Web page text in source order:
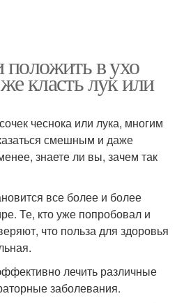
положить в ухо
класть лук или
чеснока или лука, многим
смешным и даже
знаете ли вы, зачем так
все более и более
Те, кто уже попробовал и
что польза для здоровья
лечить различные
заболевания.